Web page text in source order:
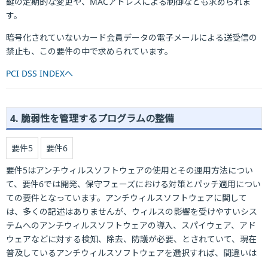
す。
暗号化されていないカード会員データの電子メールによる送受信の
禁止も、この要件の中で求められています。
PCI DSS INDEXへ
4. 脆弱性を管理するプログラムの整備
要件5
要件6
要件5はアンチウィルスソフトウェアの使用とその運用方法につい
て、要件6では開発、保守フェーズにおける対策とパッチ適用につい
ての要件となっています。アンチウィルスソフトウェアに関して
は、多くの記述はありませんが、ウィルスの影響を受けやすいシス
テムへのアンチウィルスソフトウェアの導入、スパイウェア、アド
ウェアなどに対する検知、除去、防護が必要、とされていて、現在
普及しているアンチウィルスソフトウェアを選択すれば、間違いは